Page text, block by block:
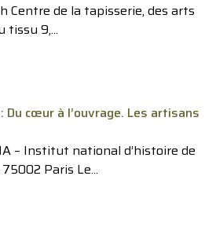
Centre de la tapisserie, des arts
tissu 9,...
cœur à l’ouvrage. Les artisans
– Institut national d’histoire de
Paris Le...